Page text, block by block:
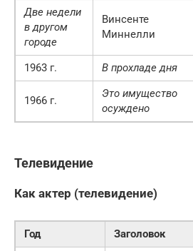
Две недели
в другом
городе
Винсенте
Миннелли
1963 г. В прохладе дня
1966 г.
Это имущество
осуждено
Телевидение
Как актер (телевидение)
Год Заголовок